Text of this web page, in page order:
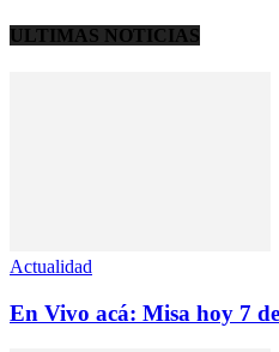
ULTIMAS NOTICIAS
Actualidad
En Vivo acá: Misa hoy 7